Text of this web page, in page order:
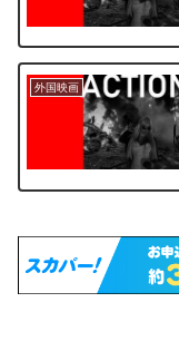
外国映画